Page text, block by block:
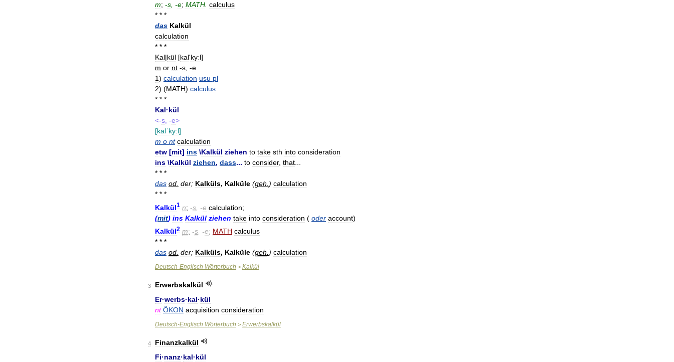
m; -s , -e; MATH calculus
* * *
das Kalkül
calculation
* * *
Kal|kül [kal'kyːl]
m or nt -s , -e
1) calculation usu pl
2) (MATH) calculus
* * *
Kal·kül
<-s , -e>
[kalˈky:l]
m o nt calculation
etw [mit] ins \Kalkül ziehen to take sth into consideration
ins \Kalkül ziehen, dass... to consider, that
* * *
das od der; Kalküls, Kalküle (geh ) calculation
* * *
Kalkül1 n; -s , -e calculation;
(mit) ins Kalkül ziehen take into consideration ( oder account)
Kalkül2 m; -s , -e; MATH calculus
* * *
das od. der; Kalküls, Kalküle (geh.) calculation
Deutsch-Englisch Wörterbuch > Kalkül
3
Erwerbskalkül
Er·werbs·kal·kül
nt ÖKON acquisition consideration
Deutsch-Englisch Wörterbuch > Erwerbskalkül
4
Finanzkalkül
Fi·nanz·kal·kül